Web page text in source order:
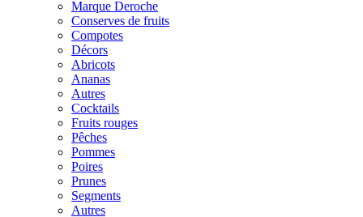
Marque Deroche
Conserves de fruits
Compotes
Décors
Abricots
Ananas
Autres
Cocktails
Fruits rouges
Pêches
Pommes
Poires
Prunes
Segments
Autres